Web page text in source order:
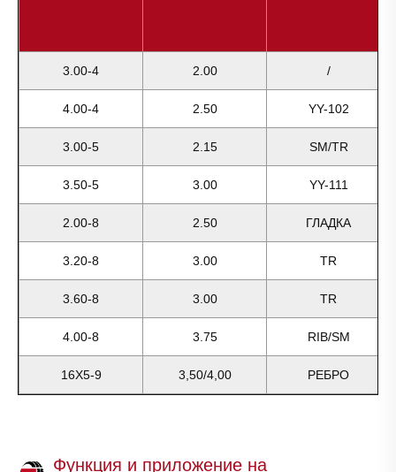
3.00-4 2.00 /
4.00-4 2.50 YY-102
3.00-5 2.15 SM/TR
3.50-5 3.00 YY-111
2.00-8 2.50 ГЛАДКА
3.20-8 3.00 TR
3.60-8 3.00 TR
4.00-8 3.75 RIB/SM
16X5-9 3,50/4,00 РЕБРО
Функция и приложение на